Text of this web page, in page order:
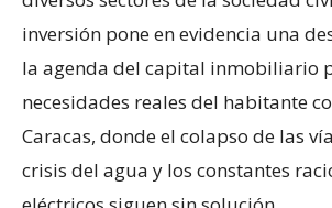
inversión pone en evidencia una
la agenda del capital inmobiliario
necesidades reales del habitante
Caracas, donde el colapso de las
crisis del agua y los constantes